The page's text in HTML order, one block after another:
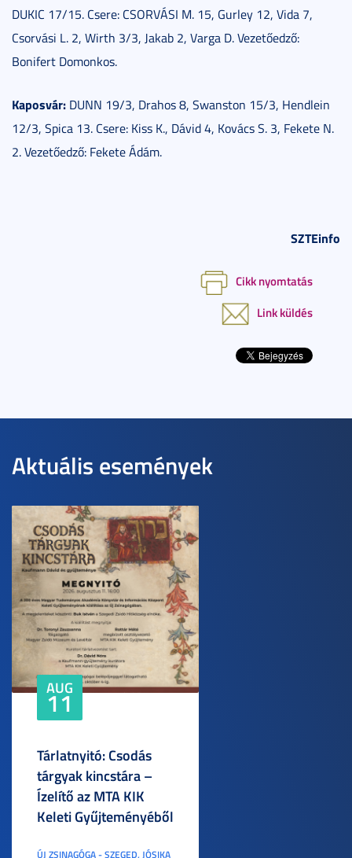
DUKIC 17/15. Csere: CSORVÁSI M. 15, Gurley 12, Vida 7,
Csorvási L. 2, Wirth 3/3, Jakab 2, Varga D. Vezetőedző:
Bonifert Domonkos.
Kaposvár: DUNN 19/3, Drahos 8, Swanston 15/3, Hendlein
12/3, Spica 13. Csere: Kiss K., Dávid 4, Kovács S. 3, Fekete N.
2. Vezetőedző: Fekete Ádám.
SZTEinfo
Cikk nyomtatás
Link küldés
Aktuális események
AUG
11
Tárlatnyitó: Csodás
tárgyak kincstára –
Ízelítő az MTA KIK
Keleti Gyűjteményéből
ÚJ ZSINAGÓGA - SZEGED, JÓSIKA